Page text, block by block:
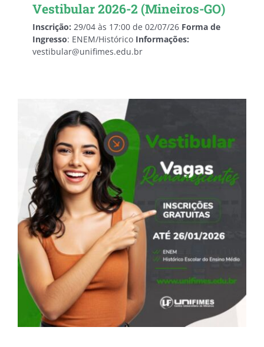
Vestibular 2026-2 (Mineiros-GO)
Inscrição: 29/04 às 17:00 de 02/07/26 Forma de
Ingresso: ENEM/Histórico Informações:
vestibular@unifimes.edu.br